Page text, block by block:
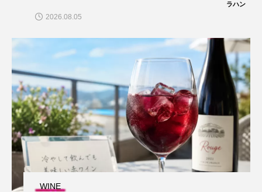
ラハン
2026.08.05
WINE